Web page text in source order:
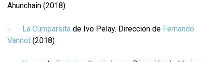
Ahunchain (2018)
· La Cumparsita de Ivo Pelay. Dirección de Fernando
Vannet (2018)